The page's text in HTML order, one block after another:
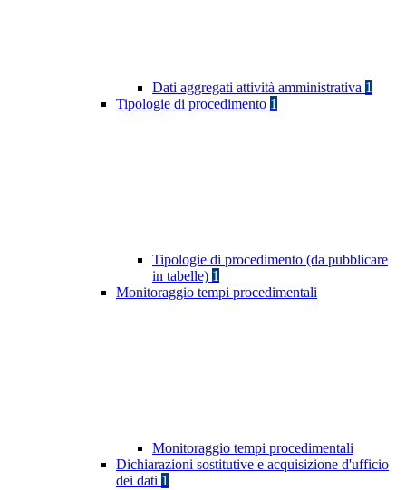
Dati aggregati attività amministrativa 1
Tipologie di procedimento 1
Tipologie di procedimento (da pubblicare
in tabelle) 1
Monitoraggio tempi procedimentali
Monitoraggio tempi procedimentali
Dichiarazioni sostitutive e acquisizione d'ufficio
dei dati 1